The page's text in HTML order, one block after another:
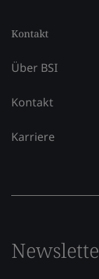
Kontakt
Über BSI
Kontakt
Karriere